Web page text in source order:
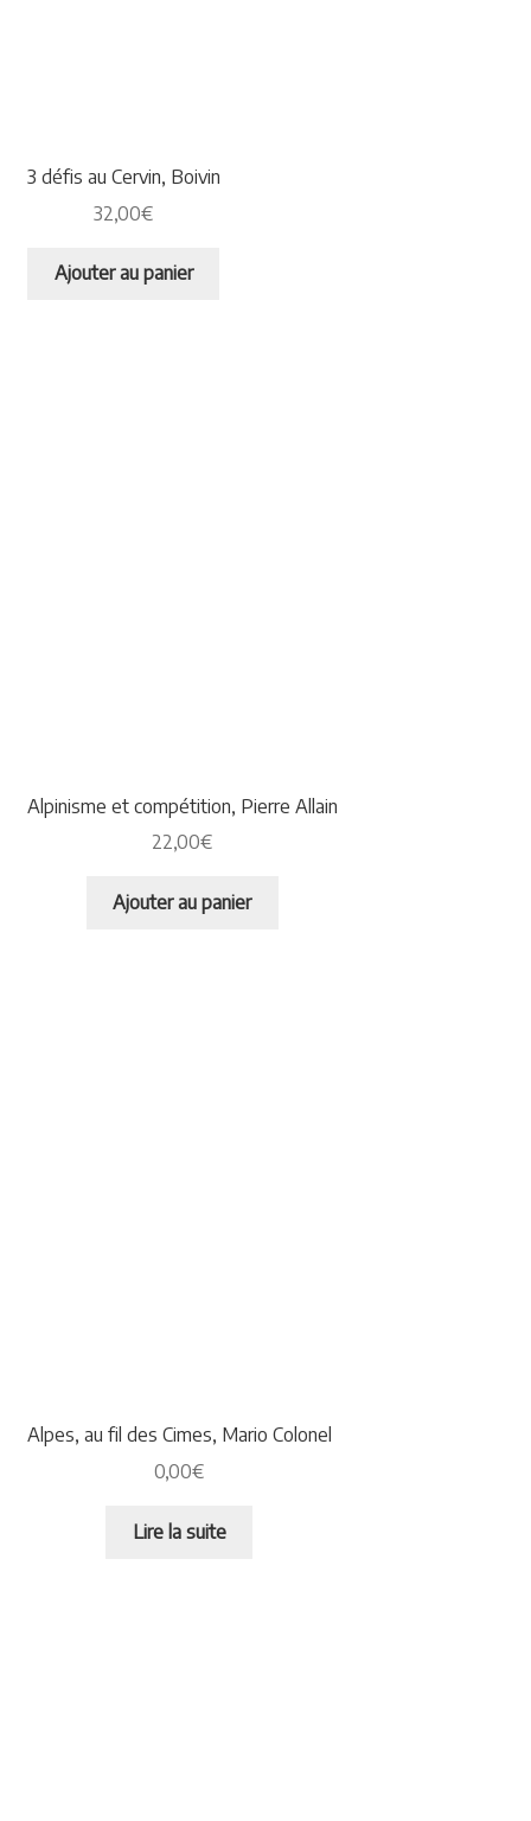
3 défis au Cervin, Boivin
32,00€
Ajouter au panier
Alpinisme et compétition, Pierre Allain
22,00€
Ajouter au panier
Alpes, au fil des Cimes, Mario Colonel
0,00€
Lire la suite